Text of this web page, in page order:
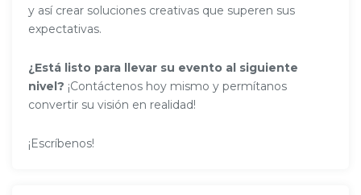
y así crear soluciones creativas que superen sus
expectativas.
¿Está listo para llevar su evento al siguiente
nivel? ¡Contáctenos hoy mismo y permítanos
convertir su visión en realidad!
¡Escríbenos!